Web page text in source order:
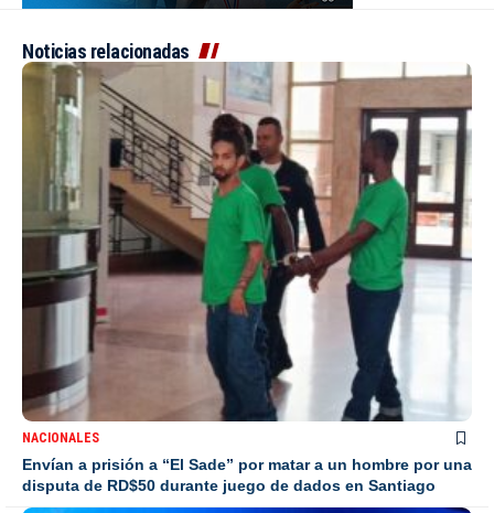
Noticias relacionadas
NACIONALES
Envían a prisión a “El Sade” por matar a un hombre por una
disputa de RD$50 durante juego de dados en Santiago